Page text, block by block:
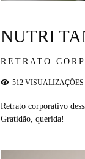
RETRATO
NUTRI
512 VISUALIZAÇÕES
Retrato corporativo
Gratidão, querida!